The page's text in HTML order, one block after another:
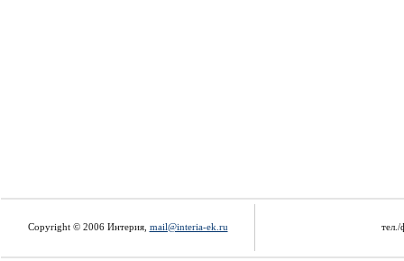
Copyright © 2006 Интерия, mail@interia-ek.ru